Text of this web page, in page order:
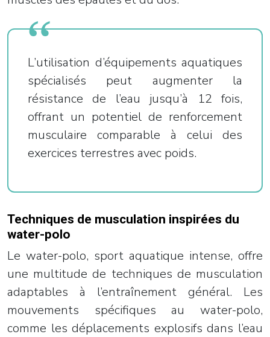
L’utilisation d’équipements aquatiques
spécialisés peut augmenter la
résistance de l’eau jusqu’à 12 fois,
offrant un potentiel de renforcement
musculaire comparable à celui des
exercices terrestres avec poids.
Techniques de musculation inspirées du
water-polo
Le water-polo, sport aquatique intense, offre
une multitude de techniques de musculation
adaptables à l’entraînement général. Les
mouvements spécifiques au water-polo,
comme les déplacements explosifs dans l’eau